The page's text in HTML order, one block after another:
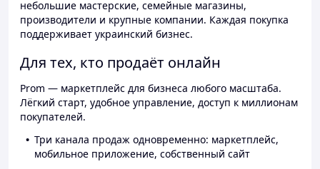
небольшие мастерские, семейные магазины,
производители и крупные компании. Каждая покупка
поддерживает украинский бизнес.
Для тех, кто продаёт онлайн
Prom — маркетплейс для бизнеса любого масштаба.
Лёгкий старт, удобное управление, доступ к миллионам
покупателей.
Три канала продаж одновременно: маркетплейс,
мобильное приложение, собственный сайт